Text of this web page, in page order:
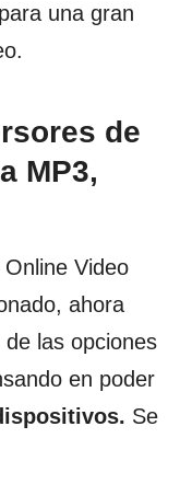
una gran
de
MP3,
Video
ahora
las opciones
en poder
Se